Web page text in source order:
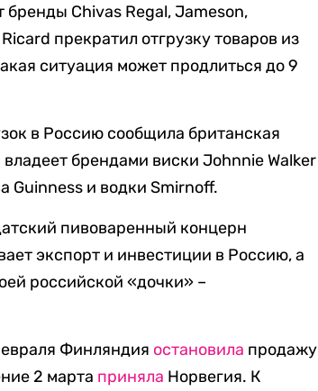
Chivas Regal, Jameson,
прекратил отгрузку товаров из
ситуация может продлиться до 9
в Россию сообщила британская
владеет брендами виски Johnnie Walker
Guinness и водки Smirnoff.
пивоваренный концерн
экспорт и инвестиции в Россию, а
российской «дочки» –
Финляндия остановила продажу
2 марта приняла Норвегия. К